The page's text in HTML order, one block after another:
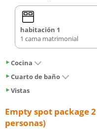
habitación 1
1 cama matrimonial
Cocina
Cuarto de baño
Vistas
Empty spot package
personas)